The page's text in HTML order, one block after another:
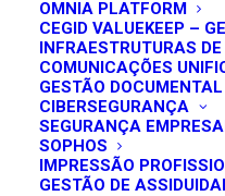
OMNIA PLATFORM
CEGID VALUEKEEP –
INFRAESTRUTURAS
COMUNICAÇÕES
GESTÃO DOCUMENTAL
CIBERSEGURANÇA
SEGURANÇA
SOPHOS
IMPRESSÃO
GESTÃO DE
SOFTWARE
FERRAMENTAS
E DECIDIR DE
Quero